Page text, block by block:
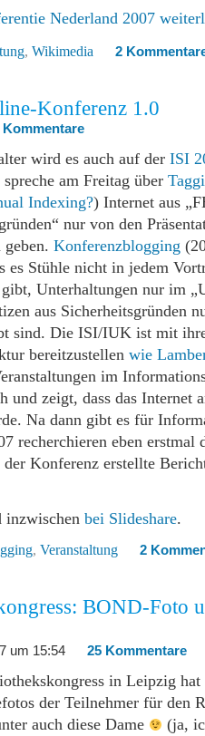
Nederland 2007
, Wikimedia 2
Konferenz 1.0
Kommentare
wird es auch auf der ISI
am Freitag über
Indexing?) Internet aus
nur von den
Konferenzblogging
es Stühle nicht in jedem
Unterhaltungen nur im
aus Sicherheitsgründen
sind. Die ISI/IUK ist mit
bereitzustellen wie
im
und zeigt, dass das Internet
Na dann gibt es für
recherchieren eben erstmal
der Konferenz erstellte
inzwischen bei Slideshare.
, Veranstaltung 2
BOND-Foto
um 15:54 25 Kommentare
in Leipzig hat
der Teilnehmer für den
auch diese Dame
(ja,